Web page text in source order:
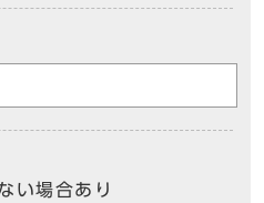
い場合あり